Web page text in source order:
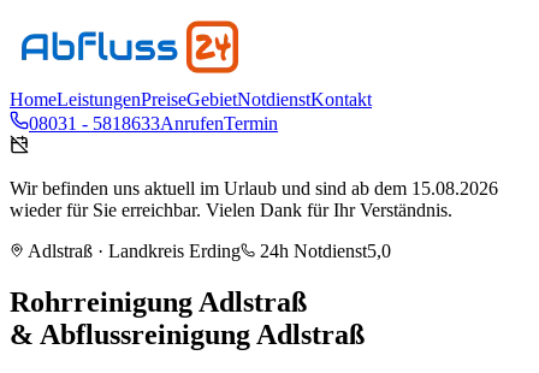
HomeLeistungenPreiseGebietNotdienstKontakt
08031 - 5818633AnrufenTermin
Wir befinden uns aktuell im Urlaub und sind ab dem 15.08.2026
wieder für Sie erreichbar. Vielen Dank für Ihr Verständnis.
Adlstraß · Landkreis Erding 24h Notdienst5,0
Rohrreinigung Adlstraß
& Abflussreinigung Adlstraß